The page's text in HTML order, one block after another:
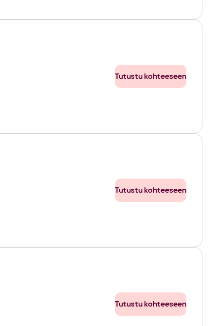
Tutustu kohteeseen
Tutustu kohteeseen
Tutustu kohteeseen